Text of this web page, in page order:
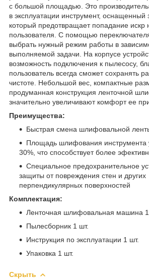
с большой площадью. Это
в эксплуатации инструмент,
который предотвращает попадание искр
пользователя. С помощью
выбрать нужный режим работы в
выполняемой задачи. На корпусе
возможность подключения к пылесосу,
пользователь всегда сможет сохранять
чистоте. Небольшой вес, компактные
продуманная конструкция ленточной
значительно увеличивают комфорт ее
Преимущества:
Быстрая смена шлифовальной
Площадь шлифования инструмента
30%, что способствует более
Специальное предохранительное
защиты от повреждения стен и других
перпендикулярных поверхностей
Комплектация:
Ленточная шлифовальная машина
Пылесборник 1 шт.
Инструкция по эксплуатации 1 шт.
Упаковка 1 шт.
Скрыть